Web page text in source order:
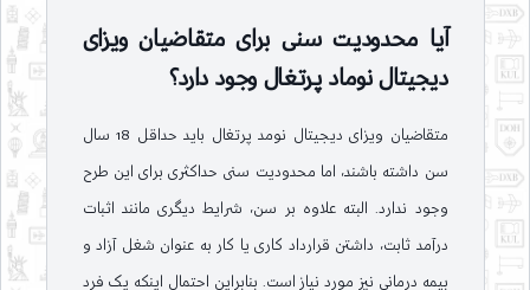
آیا محدودیت سنی برای متقاضیان ویزای
دیجیتال نوماد پرتغال وجود دارد؟
متقاضیان ویزای دیجیتال نومد پرتغال باید حداقل 18 سال
سن داشته باشند، اما محدودیت سنی حداکثری برای این طرح
وجود ندارد. البته علاوه بر سن، شرایط دیگری مانند اثبات
درآمد ثابت، داشتن قرارداد کاری یا کار به عنوان شغل آزاد و
بیمه درمانی نیز مورد نیاز است. بنابراین احتمال اینکه یک فرد